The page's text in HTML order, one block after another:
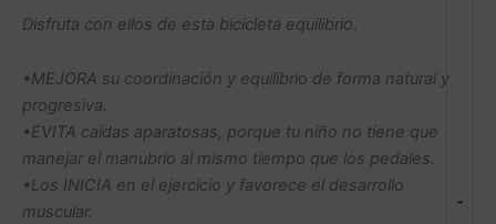
Disfruta con ellos de esta bicicleta equilibrio.
•MEJORA su coordinación y equilibrio de forma natural y
progresiva.
•EVITA caídas aparatosas, porque tu niño no tiene que
manejar el manubrio al mismo tiempo que los pedales.
•Los INICIA en el ejercicio y favorece el desarrollo
muscular.
-